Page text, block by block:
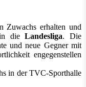
Zuwachs erhalten und
in dieLandesliga. Die
und neue Gegner mit
engegenstellen
in der TVC-Sporthalle